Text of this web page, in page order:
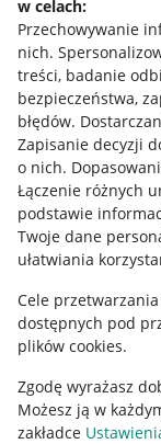
w celach:
Przechowywanie
nich.
treści, badanie
bezpieczeństwa,
błędów.
Zapisanie decyzji
o nich.
Łączenie różnych
podstawie
Twoje dane
ułatwiania
Cele
dostępnych pod
plików cookies.
Zgodę wyrażasz
Możesz ją w
zakładce
Allegro Gadane dla
Allegro Gadane
Mapa miejscowości
Informacje
Regulamin
Polityka plików
Ustawienia plików
Udostępnianie
Informacje dla
Pobierz aplikację